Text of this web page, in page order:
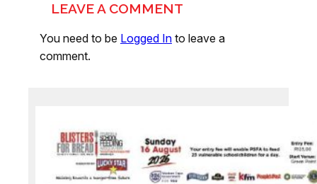
LEAVE A COMMENT
You need to be Logged In to leave a
comment.